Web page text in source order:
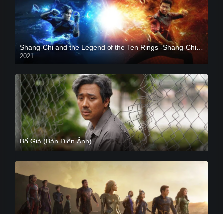
2021
CAM
Bố Già (Bản Điện Ảnh)